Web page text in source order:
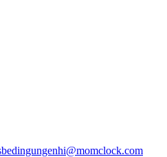
hi@momclock.com